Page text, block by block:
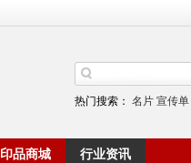
热门搜索： 名片 宣传单
印品商城 行业资讯